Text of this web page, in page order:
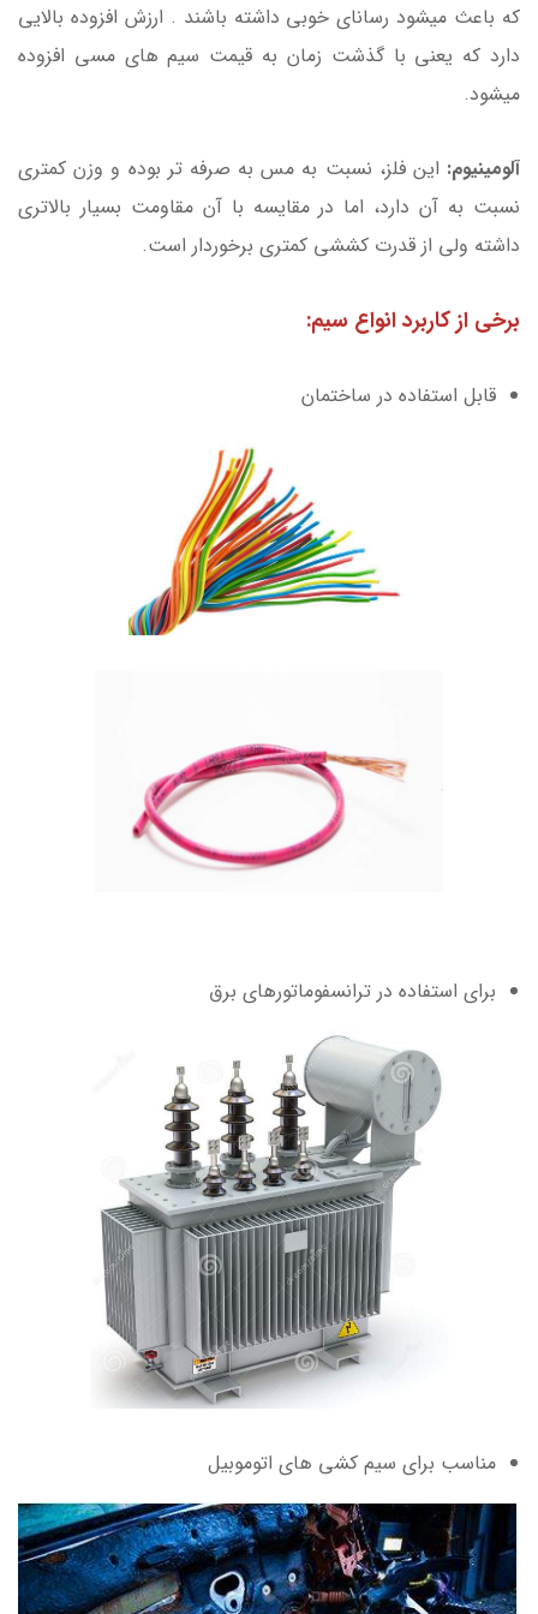
که باعث میشود رسانای خوبی داشته باشند . ارزش افزوده بالایی
دارد که یعنی با گذشت زمان به قیمت سیم های مسی افزوده
میشود.
آلومینیوم: این فلز، نسبت به مس به صرفه ­تر بوده و وزن کمتری
نسبت به آن دارد، اما در مقایسه با آن مقاومت بسیار بالاتری
داشته ولی از قدرت کششی کمتری برخوردار است.
برخی از کاربرد انواع سیم:
قابل استفاده در ساختمان
برای استفاده در ترانسفوماتورهای برق
مناسب برای سیم­ کشی­ های اتوموبیل